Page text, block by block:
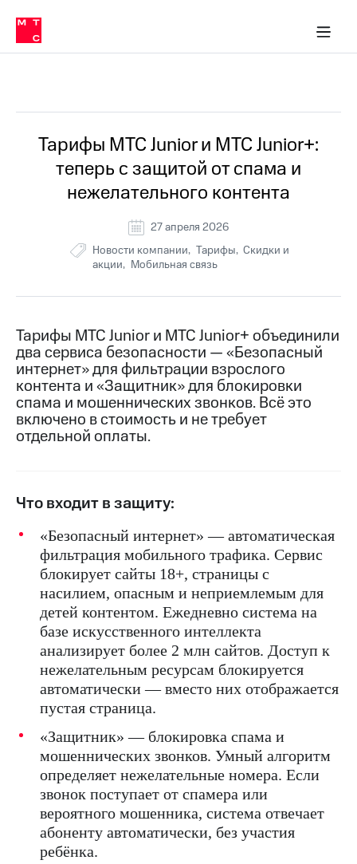
связь
Сервисы и подписки
30% на связь
кабинеты
Мобильная
и
Спутниковое
ТВ
МТС
связь
Перенести
в МТС
Услуги
Роуминг
Семейная
группа
карту
Оформить
eSIM
SIM-
карта
для
иностранцев
Оформить
чистый
номер
Выбрать
красивый
номер
Заменить
SIM-
карту
Перейти
на
в МТС
Услуги
Роуминг
кабинет
Скачать
Скидка 30%
на связь
Тарифы
RED,
РИИЛ
и МТС
оплате
МТС
Деньги
Выберите
и подключите
ТВ
с выгодным
тарифом
Тарифы
Интернет,
ТВ и телефон
для дома
Услуги
Личный
кабинет
интернета
Тарифы МТС Junior и МТС Junior+:
теперь с защитой от спама и
нежелательного контента
27 апреля 2026
Новости компании Тарифы Скидки и
акции Мобильная связь
Тарифы МТС Junior и МТС Junior+ объединили
два сервиса безопасности — «Безопасный
интернет» для фильтрации взрослого
контента и «Защитник» для блокировки
спама и мошеннических звонков. Всё это
включено в стоимость и не требует
отдельной оплаты.
Что входит в защиту:
«Безопасный интернет» — автоматическая
фильтрация мобильного трафика. Сервис
блокирует сайты 18+, страницы с
насилием, опасным и неприемлемым для
детей контентом. Ежедневно система на
базе искусственного интеллекта
анализирует более 2 млн сайтов. Доступ к
нежелательным ресурсам блокируется
автоматически — вместо них отображается
пустая страница.
«Защитник» — блокировка спама и
мошеннических звонков. Умный алгоритм
определяет нежелательные номера. Если
звонок поступает от спамера или
вероятного мошенника, система отвечает
абоненту автоматически, без участия
ребёнка.